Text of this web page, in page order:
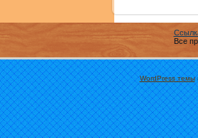
Все
WordPress темы